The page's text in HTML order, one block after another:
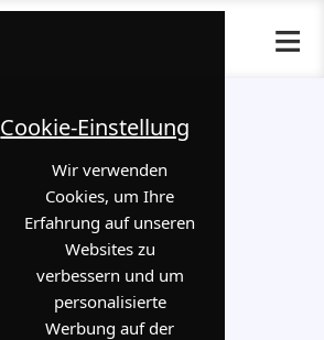
Cookie-Einstellung
Wir verwenden
Cookies, um Ihre
Erfahrung auf unseren
Websites zu
verbessern und um
personalisierte
Werbung auf der
≡